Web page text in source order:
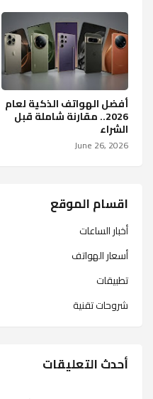
أفضل الهواتف الذكية لعام
2026.. مقارنة شاملة قبل
الشراء
June 26, 2026
اقسام الموقع
أخبار الساعات
أسعار الهواتف
تطبيقات
شروحات تقنية
أحدث التعليقات